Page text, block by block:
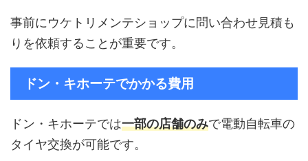
事前にウケトリメンテショップに問い合わせ見積も
りを依頼することが重要です。
ドン・キホーテでかかる費用
ドン・キホーテでは一部の店舗のみで電動自転車の
タイヤ交換が可能です。